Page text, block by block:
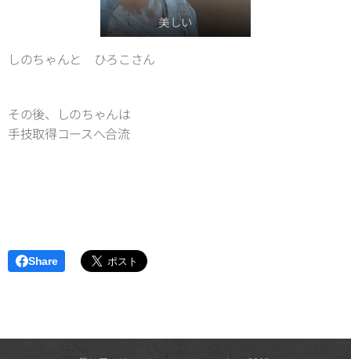
美しい
しのちゃんと ひろこさん
その後、しのちゃんは
手技取得コースへ合流
Share